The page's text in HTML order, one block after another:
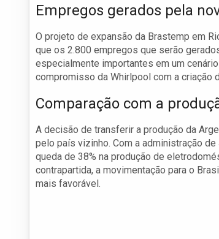
Empregos gerados pela
O projeto de expansão da Brastemp em
que os 2.800 empregos que serão
especialmente importantes em um
compromisso da Whirlpool com a criação
Comparação com a
A decisão de transferir a produção da
pelo país vizinho. Com a administração
queda de 38% na produção de
contrapartida, a movimentação para o
mais favorável.